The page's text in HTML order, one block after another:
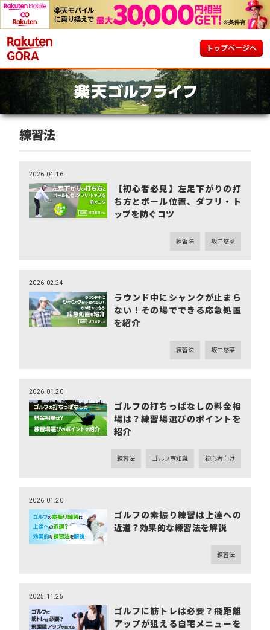
トップページへ
練習法
2026.04.16
【初心者必見】左足下がりの打
ち方とボール位置、ダフリ・ト
ップを防ぐコツ
練習法 坂口悠菜
2026.02.24
ラウンド中にシャンクが止まら
ない！その場でできる応急処置
を紹介
練習法 坂口悠菜
2026.01.20
ゴルフの打ちっぱなしの料金相
場は？練習場選びのポイントを
紹介
練習法 ゴルフ豆知識 初心者向け
2026.01.20
ゴルフの素振り練習は上達への
近道？効果的な練習法を解説
練習法
2025.11.25
ゴルフに筋トレは必要？飛距離
アップが狙える自宅メニューを